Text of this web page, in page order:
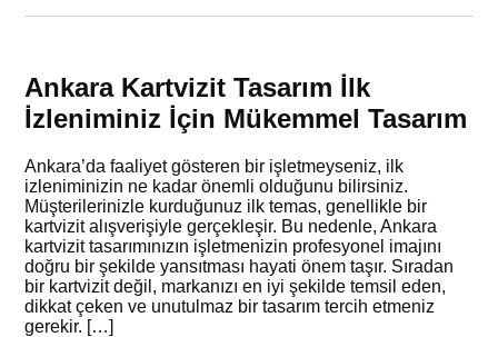
Ankara Kartvizit Tasarım İlk
İzleniminiz İçin Mükemmel Tasarım
Ankara’da faaliyet gösteren bir işletmeyseniz, ilk
izleniminizin ne kadar önemli olduğunu bilirsiniz.
Müşterilerinizle kurduğunuz ilk temas, genellikle bir
kartvizit alışverişiyle gerçekleşir. Bu nedenle, Ankara
kartvizit tasarımınızın işletmenizin profesyonel imajını
doğru bir şekilde yansıtması hayati önem taşır. Sıradan
bir kartvizit değil, markanızı en iyi şekilde temsil eden,
dikkat çeken ve unutulmaz bir tasarım tercih etmeniz
gerekir. […]